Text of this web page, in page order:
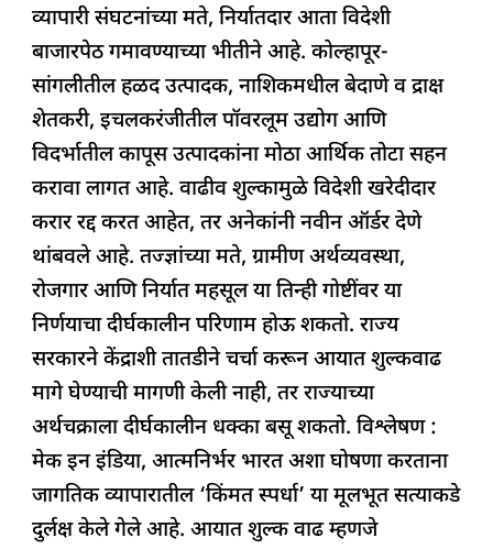
व्यापारी संघटनांच्या मते, निर्यातदार आता विदेशी
बाजारपेठ गमावण्याच्या भीतीने आहे. कोल्हापूर-
सांगलीतील हळद उत्पादक, नाशिकमधील बेदाणे व द्राक्ष
शेतकरी, इचलकरंजीतील पॉवरलूम उद्योग आणि
विदर्भातील कापूस उत्पादकांना मोठा आर्थिक तोटा सहन
करावा लागत आहे. वाढीव शुल्कामुळे विदेशी खरेदीदार
करार रद्द करत आहेत, तर अनेकांनी नवीन ऑर्डर देणे
थांबवले आहे. तज्ज्ञांच्या मते, ग्रामीण अर्थव्यवस्था,
रोजगार आणि निर्यात महसूल या तिन्ही गोष्टींवर या
निर्णयाचा दीर्घकालीन परिणाम होऊ शकतो. राज्य
सरकारने केंद्राशी तातडीने चर्चा करून आयात शुल्कवाढ
मागे घेण्याची मागणी केली नाही, तर राज्याच्या
अर्थचक्राला दीर्घकालीन धक्का बसू शकतो. विश्लेषण :
मेक इन इंडिया, आत्मनिर्भर भारत अशा घोषणा करताना
जागतिक व्यापारातील ‘किंमत स्पर्धा’ या मूलभूत सत्याकडे
दुर्लक्ष केले गेले आहे. आयात शुल्क वाढ म्हणजे